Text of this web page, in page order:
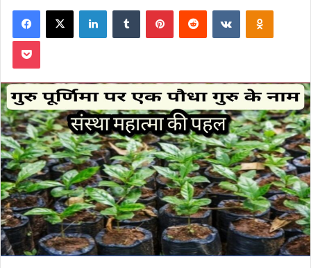
email
Facebook
X LinkedInTumblr PinterestReddit VKontakte
Pocket